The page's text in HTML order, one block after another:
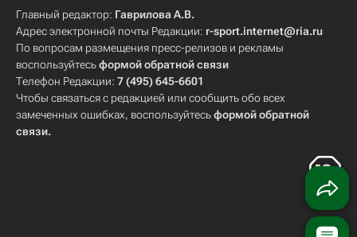
Главный редактор: Гаврилова А.В.
Адрес электронной почты Редакции: r-sport.internet@ria.ru
По вопросам размещения пресс-релизов и рекламы
воспользуйтесьформой обратной связи
Телефон Редакции: 7 (495) 645-6601
Чтобы связаться с редакцией или сообщить обо всех
замеченных ошибках, воспользуйтесьформой обратной
связи.